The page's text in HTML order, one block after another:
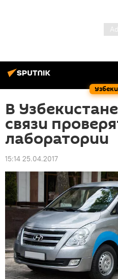
В
связи
лаборатории
15:14 25.04.2017